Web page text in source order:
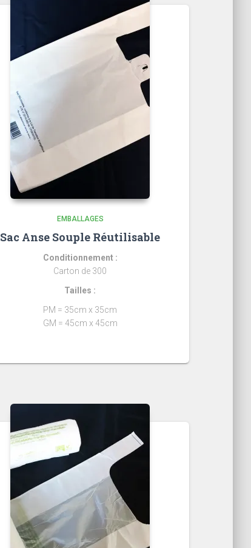
EMBALLAGES
Sac Anse Souple Réutilisable
Conditionnement :
Carton de 300
Tailles :
PM = 35cm x 35cm
GM = 45cm x 45cm